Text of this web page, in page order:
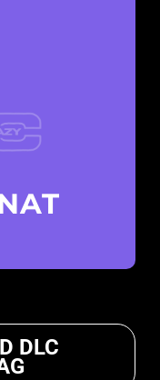
DLC